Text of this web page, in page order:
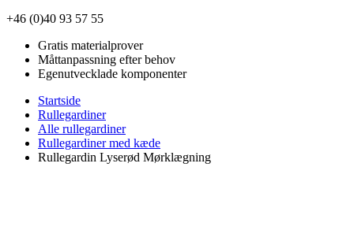
+46 (0)40 93 57 55
Gratis materialprover
Måttanpassning efter behov
Egenutvecklade komponenter
Startside
Rullegardiner
Alle rullegardiner
Rullegardiner med kæde
Rullegardin Lyserød Mørklægning